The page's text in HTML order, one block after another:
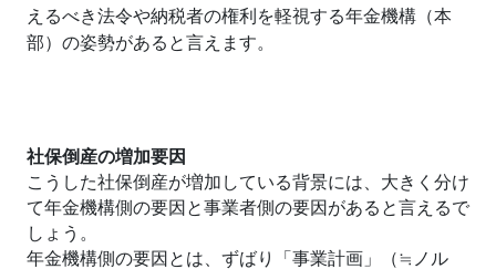
えるべき法令や納税者の権利を軽視する年金機構（本
部）の姿勢があると言えます。
社保倒産の増加要因
こうした社保倒産が増加している背景には、大きく分け
て年金機構側の要因と事業者側の要因があると言えるで
しょう。
年金機構側の要因とは、ずばり「事業計画」（≒ノル